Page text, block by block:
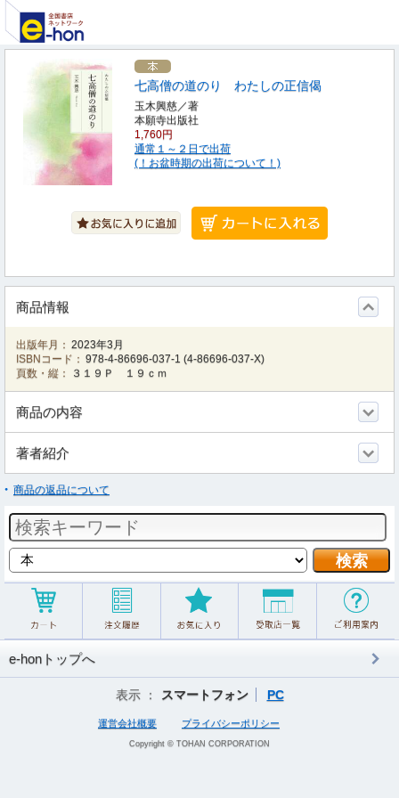
七高僧の道のり わたしの正信偈
玉木興慈／著
本願寺出版社
1,760円
通常１～２日で出荷
(！お盆時期の出荷について！)
商品情報
出版年月： 2023年3月
ISBNコード： 978-4-86696-037-1 (4-86696-037-X)
頁数・縦：
３１９Ｐ １９ｃｍ
商品の内容
著者紹介
商品の返品について
e-honトップへ
表示 ： スマートフォン PC
運営会社概要 プライバシーポリシー
Copyright © TOHAN CORPORATION